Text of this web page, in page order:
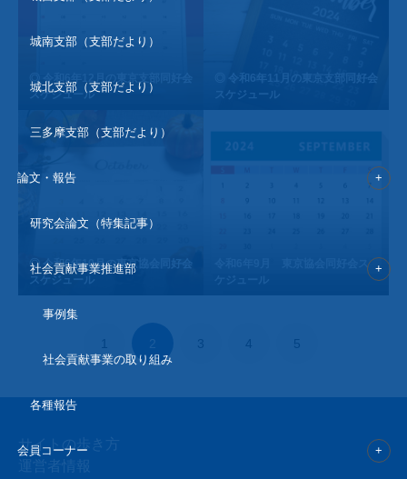
城南支部（支部だより）
城北支部（支部だより）
三多摩支部（支部だより）
論文・報告
研究会論文（特集記事）
社会貢献事業推進部
事例集
社会貢献事業の取り組み
各種報告
会員コーナー
◎ 令和6年12月の東京支部同好会
スケジュール
◎ 令和6年11月の東京支部同好会
スケジュール
◎ 令和6年10月の東京協会同好会
スケジュール
令和6年9月 東京協会同好会ス
2 3 4 5
サイトの歩き方
運営者情報